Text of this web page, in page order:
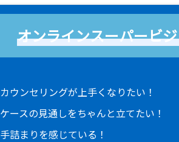
オンラインスーパービ
カウンセリングが上手くなりたい！
ケースの見通しをちゃんと立てたい！
手詰まりを感じている！